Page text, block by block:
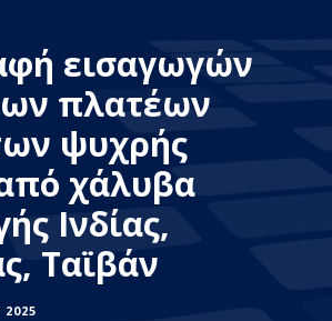
εισαγωγών
πλατέων
ψυχρής
χάλυβα
Ινδίας,
Ταϊβάν